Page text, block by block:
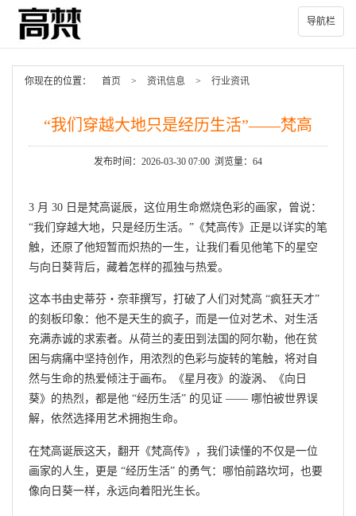
导航栏
你现在的位置： 首页 > 资讯信息 > 行业资讯
“我们穿越大地只是经历生活”——梵高
发布时间：2026-03-30 07:00 浏览量：64
3 月 30 日是梵高诞辰，这位用生命燃烧色彩的画家，曾说：
“我们穿越大地，只是经历生活。”《梵高传》正是以详实的笔
触，还原了他短暂而炽热的一生，让我们看见他笔下的星空
与向日葵背后，藏着怎样的孤独与热爱。
这本书由史蒂芬・奈菲撰写，打破了人们对梵高 “疯狂天才”
的刻板印象：他不是天生的疯子，而是一位对艺术、对生活
充满赤诚的求索者。从荷兰的麦田到法国的阿尔勒，他在贫
困与病痛中坚持创作，用浓烈的色彩与旋转的笔触，将对自
然与生命的热爱倾注于画布。《星月夜》的漩涡、《向日
葵》的热烈，都是他 “经历生活” 的见证 —— 哪怕被世界误
解，依然选择用艺术拥抱生命。
在梵高诞辰这天，翻开《梵高传》，我们读懂的不仅是一位
画家的人生，更是 “经历生活” 的勇气：哪怕前路坎坷，也要
像向日葵一样，永远向着阳光生长。